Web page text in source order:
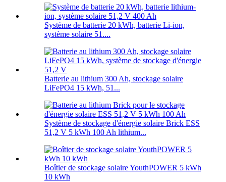
Système de batterie 20 kWh, batterie Li-ion,
système solaire 51....
Batterie au lithium 300 Ah, stockage solaire
LiFePO4 15 kWh, 51...
Système de stockage d'énergie solaire Brick ESS
51,2 V 5 kWh 100 Ah lithium...
Boîtier de stockage solaire YouthPOWER 5 kWh
10 kWh